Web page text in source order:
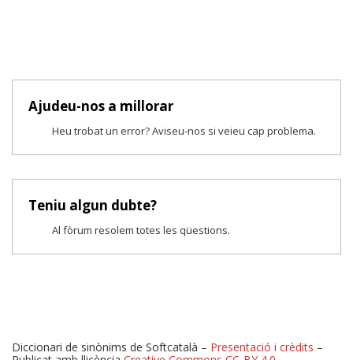
Ajudeu-nos a millorar
Heu trobat un error? Aviseu-nos si veieu cap problema.
Teniu algun dubte?
Al fòrum resolem totes les qüestions.
Diccionari de sinònims de Softcatalà – Presentació i crèdits –